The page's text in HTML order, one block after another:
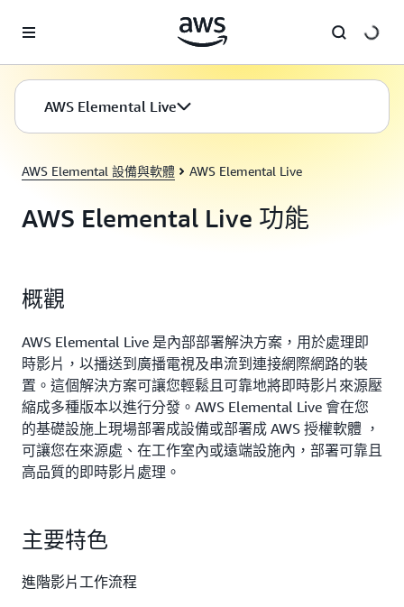
AWS Elemental Live
AWS Elemental 設備與軟體 AWS Elemental Live
AWS Elemental Live 功能
概觀
AWS Elemental Live 是內部部署解決方案，用於處理即
時影片，以播送到廣播電視及串流到連接網際網路的裝
置。這個解決方案可讓您輕鬆且可靠地將即時影片來源壓
縮成多種版本以進行分發。AWS Elemental Live 會在您
的基礎設施上現場部署成設備或部署成 AWS 授權軟體 ，
可讓您在來源處、在工作室內或遠端設施內，部署可靠且
高品質的即時影片處理。
主要特色
進階影片工作流程